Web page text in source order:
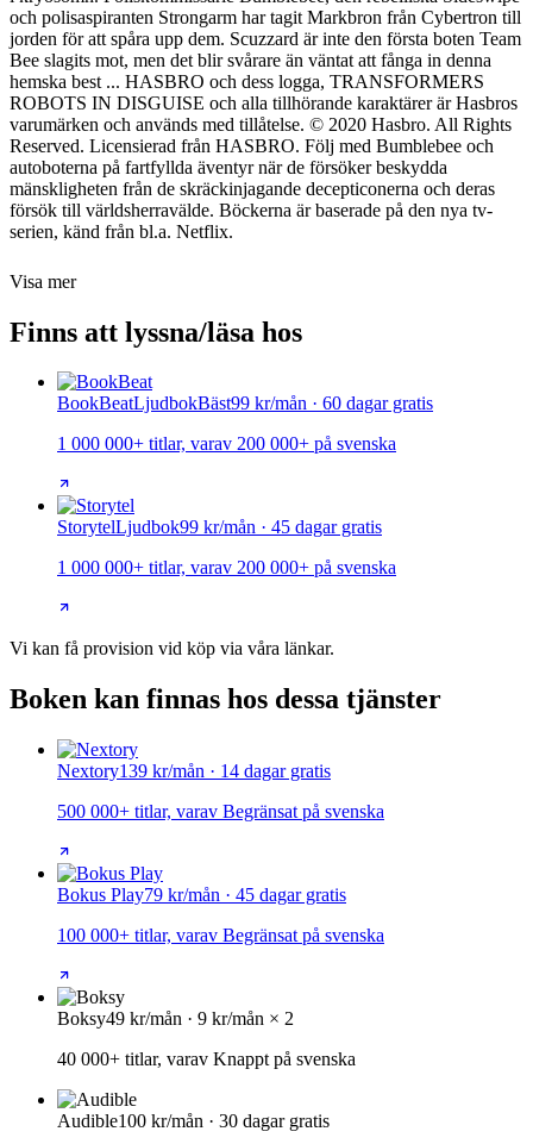
och polisaspiranten Strongarm har tagit Markbron från Cybertron till
jorden för att spåra upp dem. Scuzzard är inte den första boten Team
Bee slagits mot, men det blir svårare än väntat att fånga in denna
hemska best ... HASBRO och dess logga, TRANSFORMERS
ROBOTS IN DISGUISE och alla tillhörande karaktärer är Hasbros
varumärken och används med tillåtelse. © 2020 Hasbro. All Rights
Reserved. Licensierad från HASBRO. Följ med Bumblebee och
autoboterna på fartfyllda äventyr när de försöker beskydda
mänskligheten från de skräckinjagande decepticonerna och deras
försök till världsherravälde. Böckerna är baserade på den nya tv-
serien, känd från bl.a. Netflix.
Visa mer
Finns att lyssna/läsa hos
BookBeatLjudbokBäst99 kr/mån · 60 dagar gratis
1 000 000+ titlar, varav 200 000+ på svenska
StorytelLjudbok99 kr/mån · 45 dagar gratis
1 000 000+ titlar, varav 200 000+ på svenska
Vi kan få provision vid köp via våra länkar.
Boken kan finnas hos dessa tjänster
Nextory139 kr/mån · 14 dagar gratis
500 000+ titlar, varav Begränsat på svenska
Bokus Play79 kr/mån · 45 dagar gratis
100 000+ titlar, varav Begränsat på svenska
Boksy49 kr/mån · 9 kr/mån × 2
40 000+ titlar, varav Knappt på svenska
Audible100 kr/mån · 30 dagar gratis